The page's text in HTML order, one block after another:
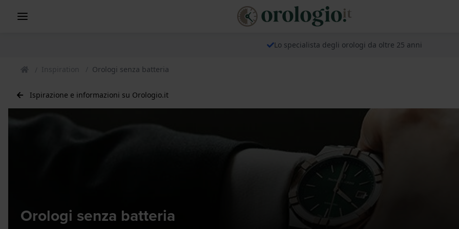
Lo specialista degli orologi da oltre 25 anni
Inspiration Orologi senza batteria
Ispirazione e informazioni su Orologio.it
Orologi senza batteria